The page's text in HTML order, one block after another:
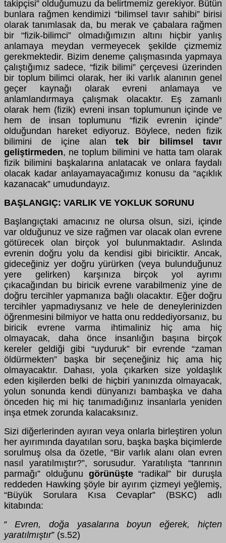
takipçisi” olduğumuzu da belirtmemiz gerekiyor. Bütün
bunlara rağmen kendimizi “bilimsel tavır sahibi” birisi
olarak tanımlasak da, bu merak ve çabalara rağmen
bir “fizik-bilimci” olmadığımızın altını hiçbir yanlış
anlamaya meydan vermeyecek şekilde çizmemiz
gerekmektedir. Bizim deneme çalışmasında yapmaya
çalıştığımız sadece, “fizik bilimi” çerçevesi üzerinden
bir toplum bilimci olarak, her iki varlık alanının genel
geçer kaynağı olarak evreni anlamaya ve
anlamlandırmaya çalışmak olacaktır. Eş zamanlı
olarak hem (fizik) evreni insan toplumunun içinde ve
hem de insan toplumunu “fizik evrenin içinde”
olduğundan hareket ediyoruz. Böylece, neden fizik
bilimini de içine alantek bir bilimsel tavır
geliştirmeden, ne toplum bilimini ve hatta tam olarak
fizik bilimini başkalarına anlatacak ve onlara faydalı
olacak kadar anlayamayacağımız konusu da “açıklık
kazanacak” umudundayız.
BAŞLANGIÇ: VARLIK VE YOKLUK SORUNU
Başlangıçtaki amacınız ne olursa olsun, sizi, içinde
var olduğunuz ve size rağmen var olacak olan evrene
götürecek olan birçok yol bulunmaktadır. Aslında
evrenin doğru yolu da kendisi gibi biriciktir. Ancak,
gideceğiniz yer doğru yürürken (veya bulunduğunuz
yere gelirken) karşınıza birçok yol ayrımı
çıkacağından bu biricik evrene varabilmeniz yine de
doğru tercihler yapmanıza bağlı olacaktır. Eğer doğru
tercihler yapmadıysanız ve hele de deneylerinizden
öğrenmesini bilmiyor ve hatta onu reddediyorsanız, bu
biricik evrene varma ihtimaliniz hiç ama hiç
olmayacak, daha önce insanlığın başına birçok
kereler geldiği gibi “uyduruk” bir evrende “zaman
öldürmekten” başka bir seçeneğiniz hiç ama hiç
olmayacaktır. Dahası, yola çıkarken size yoldaşlık
eden kişilerden belki de hiçbiri yanınızda olmayacak,
yolun sonunda kendi dünyanızı bambaşka ve daha
önceden hiç mi hiç tanımadığınız insanlarla yeniden
inşa etmek zorunda kalacaksınız.
Sizi diğerlerinden ayıran veya onlarla birleştiren yolun
her ayırımında dayatılan soru, başka başka biçimlerde
sorulmuş olsa da özetle, “Bir varlık alanı olan evren
nasıl yaratılmıştır?”, sorusudur. Yaratılışta “tanrının
parmağı” olduğunu görünüşte“radikal” bir duruşla
reddeden Hawking şöyle bir ayırım çizmeyi yeğlemiş,
“Büyük Sorulara Kısa Cevaplar” (BSKC) adlı
kitabında:
“ Evren, doğa yasalarına boyun eğerek, hiçten
yaratılmıştır” (s.52)